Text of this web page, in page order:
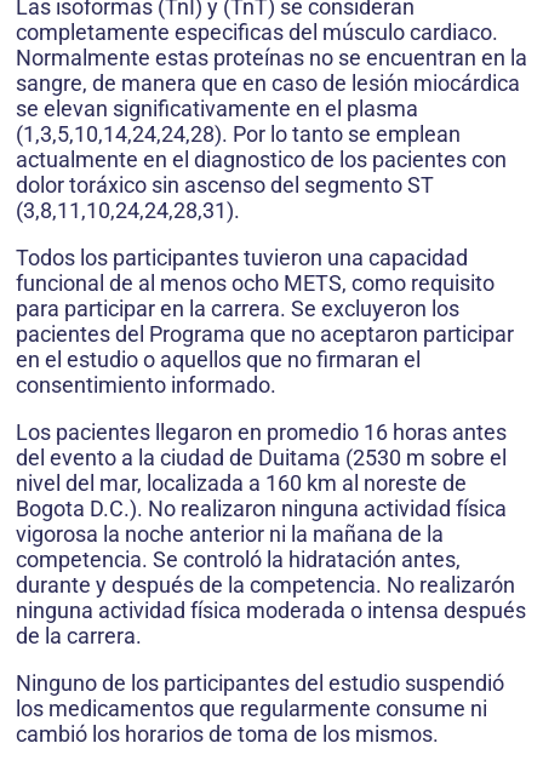
Las isoformas (TnI) y (TnT) se consideran
completamente especificas del músculo cardiaco.
Normalmente estas proteínas no se encuentran en la
sangre, de manera que en caso de lesión miocárdica
se elevan significativamente en el plasma
(1,3,5,10,14,24,24,28). Por lo tanto se emplean
actualmente en el diagnostico de los pacientes con
dolor toráxico sin ascenso del segmento ST
(3,8,11,10,24,24,28,31).
Todos los participantes tuvieron una capacidad
funcional de al menos ocho METS, como requisito
para participar en la carrera. Se excluyeron los
pacientes del Programa que no aceptaron participar
en el estudio o aquellos que no firmaran el
consentimiento informado.
Los pacientes llegaron en promedio 16 horas antes
del evento a la ciudad de Duitama (2530 m sobre el
nivel del mar, localizada a 160 km al noreste de
Bogota D.C.). No realizaron ninguna actividad física
vigorosa la noche anterior ni la mañana de la
competencia. Se controló la hidratación antes,
durante y después de la competencia. No realizarón
ninguna actividad física moderada o intensa después
de la carrera.
Ninguno de los participantes del estudio suspendió
los medicamentos que regularmente consume ni
cambió los horarios de toma de los mismos.